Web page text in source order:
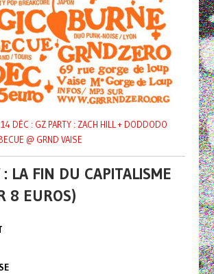
DÉC : GZ PARTY : ZACH HILL + DODDODO
@ GRND VAISE
LA FIN DU CAPITALISME
8 EUROS)